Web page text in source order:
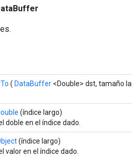
( DataBuffer <Double> dst, tamaño
(índice largo)
doble en el índice dado.
(índice largo)
valor en el índice dado.